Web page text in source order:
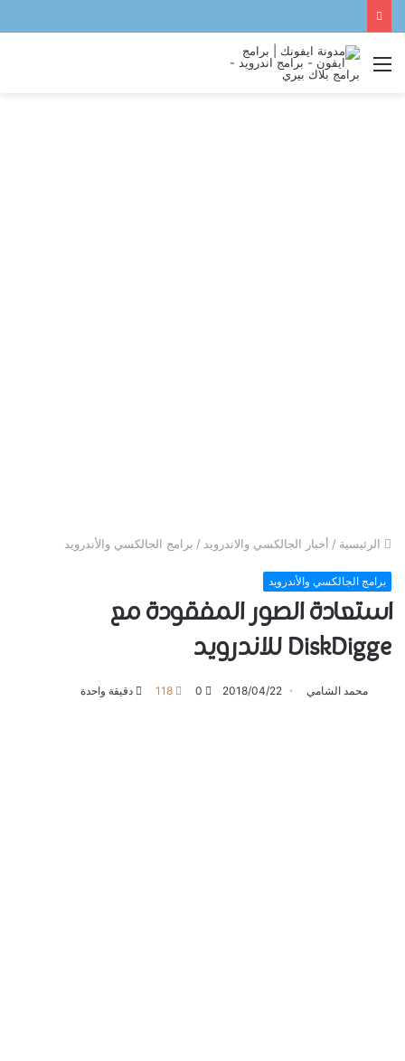
القائمة
الرئيسية / أخبار الجالكسي والاندرويد / برامج الجالكسي والأندرويد
برامج الجالكسي والأندرويد
استعادة الصور المفقودة مع
DiskDigge للاندرويد
محمد الشامي 2018/04/22
0
118 دقيقة واحدة